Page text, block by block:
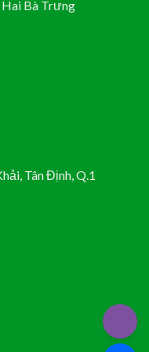
Bà Trưng
Tân Định, Q.1